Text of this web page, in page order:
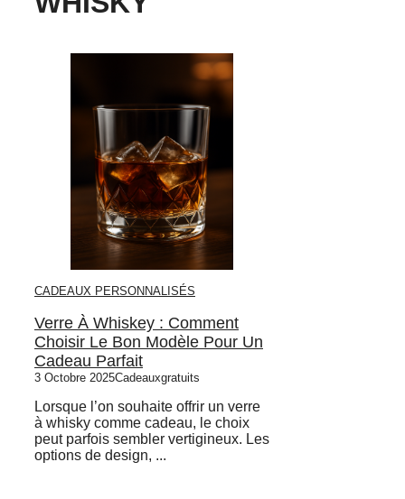
CADEAUX PERSONNALISÉS
Verre À Whiskey : Comment
Choisir Le Bon Modèle Pour Un
Cadeau Parfait
3 Octobre 2025Cadeauxgratuits
Lorsque l’on souhaite offrir un verre
à whisky comme cadeau, le choix
peut parfois sembler vertigineux. Les
options de design, ...